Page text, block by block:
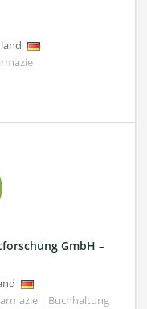
GmbH –
| Buchhaltung